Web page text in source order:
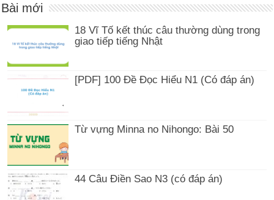
Bài mới
18 Vĩ Tố kết thúc câu thường dùng trong
giao tiếp tiếng Nhật
[PDF] 100 Đề Đọc Hiểu N1 (Có đáp án)
Từ vựng Minna no Nihongo: Bài 50
44 Câu Điền Sao N3 (có đáp án)